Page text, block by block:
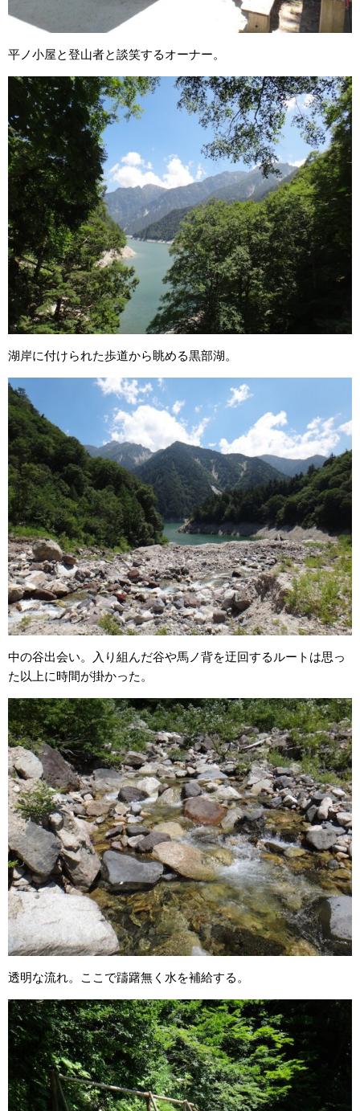
平ノ小屋と登山者と談笑するオーナー。
湖岸に付けられた歩道から眺める黒部湖。
中の谷出会い。入り組んだ谷や馬ノ背を迂回するルートは思っ
た以上に時間が掛かった。
透明な流れ。ここで躊躇無く水を補給する。